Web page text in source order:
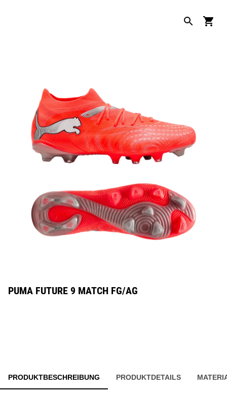
PUMA FUTURE 9 MATCH FG/AG
PRODUKTBESCHREIBUNG PRODUKTDETAILS